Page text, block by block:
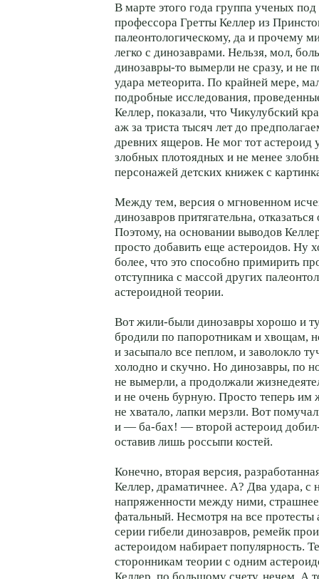
В марте этого года группа ученых
профессора Гретты Келлер из
палеонтологическому, да и прочему
легко с динозаврами. Нельзя, мол,
динозавры-то вымерли не сразу, и не
удара метеорита. По крайней мере,
подробные исследования,
Келлер, показали, что Чикулубский
аж за триста тысяч лет до
древних ящеров. Не мог тот астероид
злобных плотоядных и не менее
персонажей детских книжек с
Между тем, версия о мгновенном
динозавров притягательна,
Поэтому, на основании выводов
просто добавить еще астероидов. Ну
более, что это способно примирить
отступника с массой других
астероидной теории.
Вот жили-были динозавры хорошо и
бродили по папоротникам и хвощам,
и засыпало все пеплом, и заволокло
холодно и скучно. Но динозавры, по
не вымерли, а продолжали
и не очень бурную. Просто теперь
не хватало, лапки мерзли. Вот
и — ба-бах! — второй астероид
оставив лишь россыпи костей.
Конечно, вторая версия,
Келлер, драматичнее. А? Два удара, с
напряженности между ними,
фатальный. Несмотря на все протесты
серии гибели динозавров, ремейк
астероидом набирает популярность.
сторонникам теории с одним